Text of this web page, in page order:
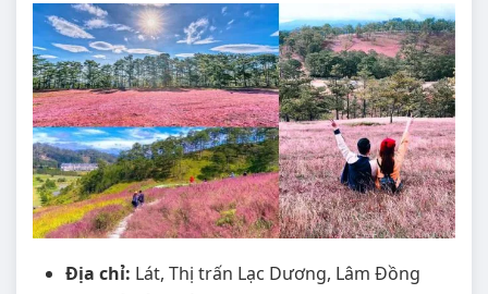
Địa chỉ: Lát, Thị trấn Lạc Dương, Lâm Đồng